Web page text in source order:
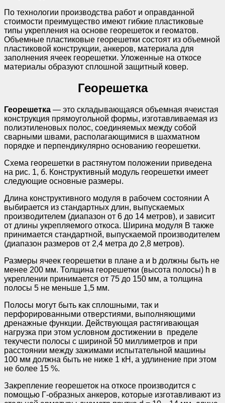
По технологии производства работ и оправданной
стоимости преимущество имеют гибкие пластиковые
типы укрепления на основе георешеток и геоматов.
Объемные пластиковые георешетки состоят из объемной
пластиковой конструкции, анкеров, материала для
заполнения ячеек георешетки. Уложенные на откосе
материалы образуют сплошной защитный ковер.
Георешетка
Георешетка — это складывающаяся объемная ячеистая
конструкция прямоугольной формы, изготавливаемая из
полиэтиленовых полос, соединяемых между собой
сварными швами, располагающимися в шахматном
порядке и перпендикулярно основанию георешетки.
Схема георешетки в растянутом положении приведена
на рис. 1, б. Конструктивный модуль георешетки имеет
следующие основные размеры.
Длина конструктивного модуля в рабочем состоянии А
выбирается из стандартных длин, выпускаемых
производителем (диапазон от 6 до 14 метров), и зависит
от длины укрепляемого откоса. Ширина модуля В также
принимается стандартной, выпускаемой производителем
(диапазон размеров от 2,4 метра до 2,8 метров).
Размеры ячеек георешетки в плане а и b должны быть не
менее 200 мм. Толщина георешетки (высота полосы) h в
укреплении принимается от 75 до 150 мм, а толщина
полосы 5 не меньше 1,5 мм.
Полосы могут быть как сплошными, так и
перфорированными отверстиями, выполняющими
дренажные функции. Действующая растягивающая
нагрузка при этом условном достижении в пределе
текучести полосы с шириной 50 миллиметров и при
расстоянии между зажимами испытательной машины
100 мм должна быть не ниже 1 кН, а удлинение при этом
не более 15 %.
Закрепление георешеток на откосе производится с
помощью Г-образных анкеров, которые изготавливают из